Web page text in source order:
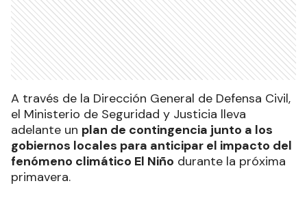
A través de la Dirección General de Defensa Civil,
el Ministerio de Seguridad y Justicia lleva
adelante un plan de contingencia junto a los
gobiernos locales para anticipar el impacto del
fenómeno climático El Niño durante la próxima
primavera.